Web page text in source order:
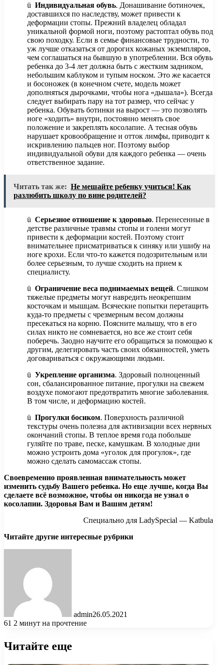
ü Индивидуальная обувь. Донашивание ботиночек,
доставшихся по наследству, может привести к
деформации стопы. Прежний владелец обладал
уникальной формой ноги, поэтому растоптал обувь под
свою походку. Если в семье финансовые трудности, то
уж лучше отказаться от дорогих кожаных экземпляров,
чем соглашаться на бывшую в употреблении. Вся обувь
ребенка до 3-4 лет должна быть с жестким задником,
небольшим каблуком и тупым носком. Это же касается
и босоножек (в конечном счете, модель может
дополняться дырочками, чтобы нога «дышала»). Всегда
следует выбирать пару на тот размер, что сейчас у
ребенка. Обувать ботинки на вырост — это позволять
ноге «ходить» внутри, постоянно менять свое
положение и закреплять косолапие. А тесная обувь
нарушает кровообращение и отток лимфы, приводит к
искривлению пальцев ног. Поэтому выбор
индивидуальной обуви для каждого ребенка — очень
ответственное задание.
Читать так же: Не мешайте ребенку учиться! Как
разлюбить школу по вине родителей?
ü Серьезное отношение к здоровью. Перенесенные в
детстве различные травмы стопы и голени могут
привести к деформации костей. Поэтому стоит
внимательнее присматриваться к синяку или ушибу на
ноге крохи. Если что-то кажется подозрительным или
более серьезным, то лучше сходить на прием к
специалисту.
ü Ограничение веса поднимаемых вещей. Слишком
тяжелые предметы могут навредить неокрепшим
косточкам и мышцам. Всяческие попытки перетащить
куда-то предметы с чрезмерным весом должны
пресекаться на корню. Поясните малышу, что в его
силах никто не сомневается, но все же стоит себя
поберечь. Заодно научите его обращаться за помощью к
другим, делегировать часть своих обязанностей, уметь
договариваться с окружающими людьми.
ü Укрепление организма. Здоровый полноценный
сон, сбалансированное питание, прогулки на свежем
воздухе помогают предотвратить многие заболевания.
В том числе, и деформацию костей.
ü Прогулки босиком. Поверхность различной
текстуры очень полезна для активизации всех нервных
окончаний стопы. В теплое время года побольше
гуляйте по траве, песке, камушкам. В холодные дни
можно устроить дома «уголок для прогулок», где
можно сделать самомассаж стопы.
Своевременно проявленная внимательность может
изменить судьбу Вашего ребенка. Но еще лучше, когда Вы
сделаете всё возможное, чтобы он никогда не узнал о
косолапии. Здоровья Вам и Вашим детям!
Специально для LadySpecial — Katbula
Читайте другие интересные рубрики
admin26.05.2021
61 2 минут на прочтение
Читайте еще